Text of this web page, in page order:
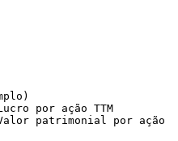
por ação TTM
patrimonial por ação